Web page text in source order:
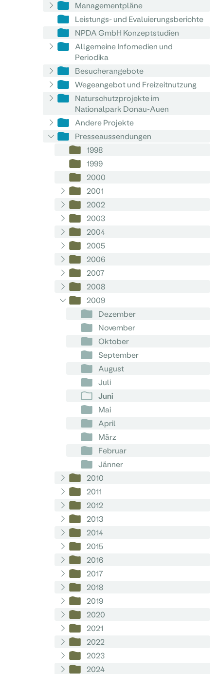
Managementpläne
Leistungs- und Evaluierungsberichte
NPDA GmbH Konzeptstudien
Allgemeine Infomedien und
Periodika
Besucherangebote
Wegeangebot und Freizeitnutzung
Naturschutzprojekte im
Nationalpark Donau-Auen
Andere Projekte
Presseaussendungen
1998
1999
2000
2001
2002
2003
2004
2005
2006
2007
2008
2009
Dezember
November
Oktober
September
August
Juli
Juni
Mai
April
März
Februar
Jänner
2010
2011
2012
2013
2014
2015
2016
2017
2018
2019
2020
2021
2022
2023
2024